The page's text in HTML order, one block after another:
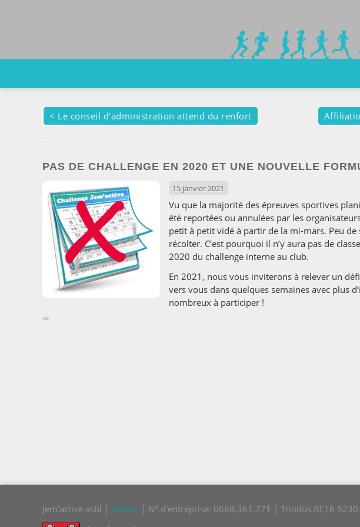
< Le conseil d’administration attend du renfort
PAS DE CHALLENGE EN 2020 ET UNE NOUVELLE
15 janvier 2021
Vu que la majorité des épreuves sportives
été reportées ou annulées par les
petit à petit vidé à partir de la mi-mars. Peu
récolter. C’est pourquoi il n’y aura pas de
2020 du challenge interne au club.
En 2021, nous vous inviterons à relever un
vers vous dans quelques semaines avec plus
nombreux à participer !
Jem'active asbl | Statuts | N° d'entreprise: 0668.361.771 | Triodos BE16